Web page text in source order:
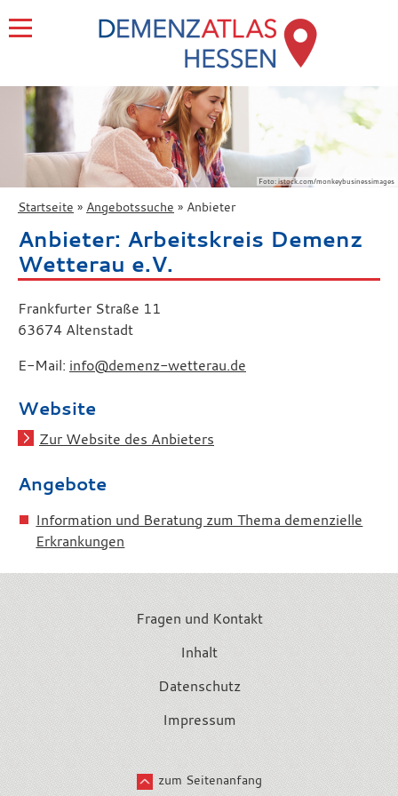
Foto: istock.com/monkeybusinessimages
Startseite Angebotssuche Anbieter
Anbieter: Arbeitskreis Demenz
Wetterau e.V.
Frankfurter Straße 11
63674 Altenstadt
E-Mail: info@demenz-wetterau.de
Website
Zur Website des Anbieters
Angebote
Information und Beratung zum Thema demenzielle
Erkrankungen
Fragen und Kontakt
Inhalt
Datenschutz
Impressum
zum Seitenanfang